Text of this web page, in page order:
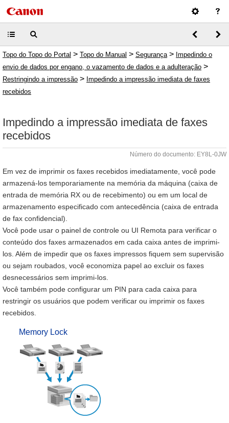
Topo do Topo do Portal > Topo do Manual > Segurança > Impedindo o
envio de dados por engano, o vazamento de dados e a adulteração >
Restringindo a impressão > Impedindo a impressão imediata de faxes
recebidos
Impedindo a impressão imediata de faxes
recebidos
Número do documento: EY8L-0JW
Em vez de imprimir os faxes recebidos imediatamente, você pode
armazená-los temporariamente na memória da máquina (caixa de
entrada de memória RX ou de recebimento) ou em um local de
armazenamento especificado com antecedência (caixa de entrada
de fax confidencial).
Você pode usar o painel de controle ou UI Remota para verificar o
conteúdo dos faxes armazenados em cada caixa antes de imprimi-
los. Além de impedir que os faxes impressos fiquem sem supervisão
ou sejam roubados, você economiza papel ao excluir os faxes
desnecessários sem imprimi-los.
Você também pode configurar um PIN para cada caixa para
restringir os usuários que podem verificar ou imprimir os faxes
recebidos.
Memory Lock